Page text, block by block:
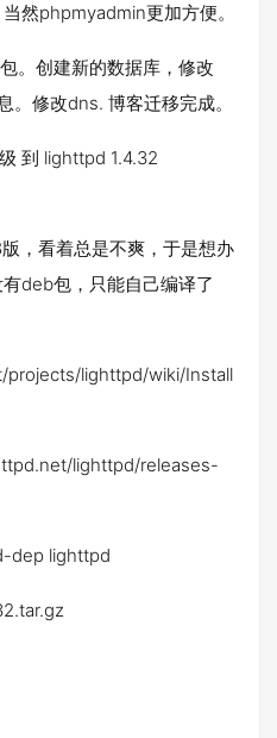
然phpmyadmin更加方便。
。创建新的数据库，修改
修改dns. 博客迁移完成。
到 lighttpd 1.4.32
，看着总是不爽，于是想办
deb包，只能自己编译了
lighttpd/wiki/Install
lighttpd/releases-
dep lighttpd